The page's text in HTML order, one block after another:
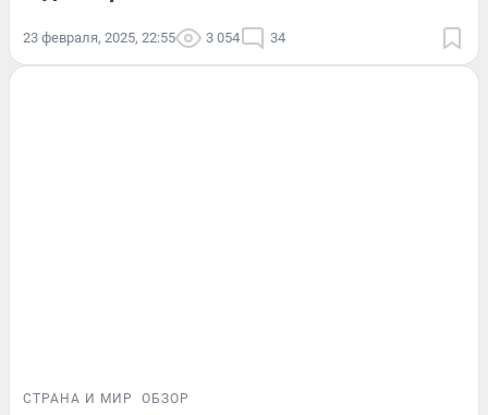
23 февраля, 2025, 22:55 3 054 34
СТРАНА И МИР ОБЗОР